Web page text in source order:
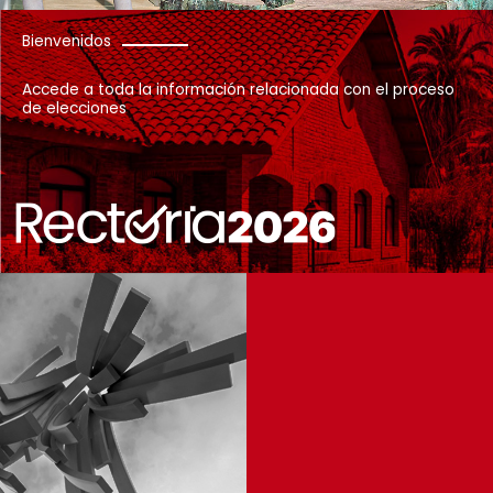
Bienvenidos
Accede a toda la información relacionada con el proceso
de elecciones